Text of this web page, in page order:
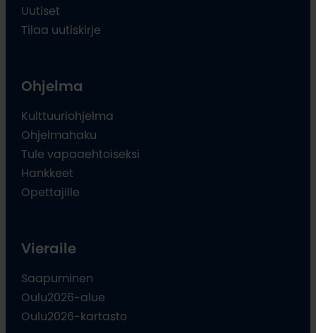
Uutiset
Tilaa uutiskirje
Ohjelma
Kulttuuriohjelma
Ohjelmahaku
Tule vapaaehtoiseksi
Hankkeet
Opettajille
Vieraile
Saapuminen
Oulu2026-alue
Oulu2026-kartasto